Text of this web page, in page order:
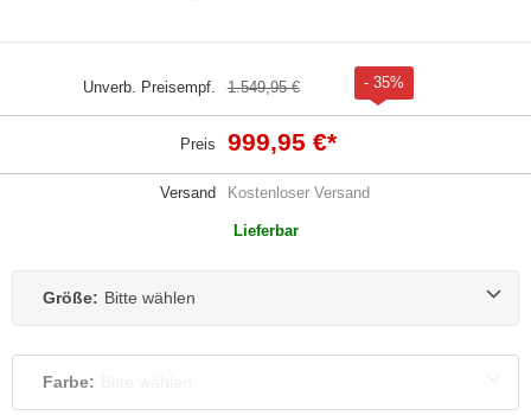
Unverb. Preisempf. 1.549,95 € - 35%
Preis 999,95 €*
Versand Kostenloser Versand
Lieferbar
Größe: Bitte wählen
Farbe: